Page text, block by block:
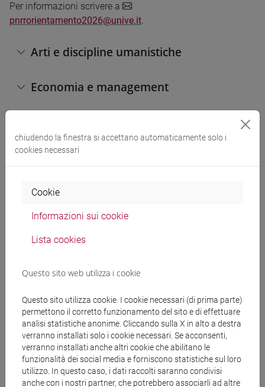
Per informazioni scrivere a
pnrrorientamento2026@unive.it.
Arti e discipline umanistiche
Economia e management
Scienze e tecnologia
Oltre gli Ambiti
Come partecipare
compilando il
form online "Corsi di orientamento per le
a quale proposta si intende aderire, quanti corsi, rivolti alle
classi III, si vuole attivare. Inoltre sarà necessario inserire già
il numero di classi e dei partecipanti che si intende
coinvolgere e di indicare il nominativo e contatti del docente
referente del/dei corsi che si intendono attivare. Per la
proposta di corsi di orientamento con i moduli dedicati alla
chiudendo la finestra si accettano automaticamente solo i
cookies necessari
Cookie
Informazioni sui cookie
Lista cookies
Questo sito web utilizza i cookie
Questo sito utilizza cookie. I cookie necessari (di prima parte)
permettono il corretto funzionamento del sito e di effettuare
analisi statistiche anonime. Cliccando sulla X in alto a destra
verranno installati solo i cookie necessari. Se acconsenti,
verranno installati anche altri cookie che abilitano le
funzionalità dei social media e forniscono statistiche sul loro
utilizzo. In questo caso, i dati raccolti saranno condivisi
anche con i nostri partner, che potrebbero associarli ad altre